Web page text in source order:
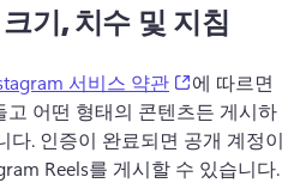
기, 치수 및 지침
서비스 약관 (opens in a
에 따르면
고 어떤 형태의 콘텐츠든 게시하
다. 인증이 완료되면 공개 계정이